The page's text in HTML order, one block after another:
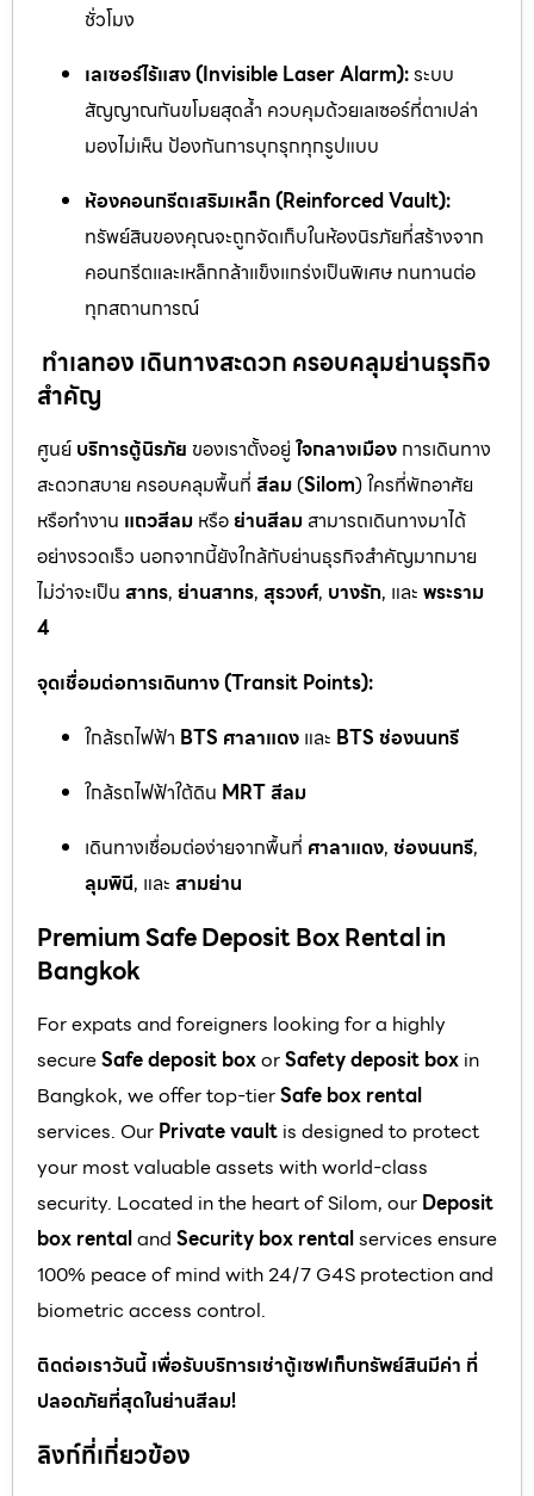
ชั่วโมง
เลเซอร์ไร้แสง (Invisible Laser Alarm):ระบบ
สัญญาณกันขโมยสุดล้ำ ควบคุมด้วยเลเซอร์ที่ตาเปล่า
มองไม่เห็น ป้องกันการบุกรุกทุกรูปแบบ
ห้องคอนกรีตเสริมเหล็ก (Reinforced Vault):
ทรัพย์สินของคุณจะถูกจัดเก็บในห้องนิรภัยที่สร้างจาก
คอนกรีตและเหล็กกล้าแข็งแกร่งเป็นพิเศษ ทนทานต่อ
ทุกสถานการณ์
ทำเลทอง เดินทางสะดวก ครอบคลุมย่านธุรกิจ
สำคัญ
ศูนย์ บริการตู้นิรภัย ของเราตั้งอยู่ ใจกลางเมือง การเดินทาง
สะดวกสบาย ครอบคลุมพื้นที่ สีลม(Silom) ใครที่พักอาศัย
หรือทำงาน แถวสีลม หรือย่านสีลม สามารถเดินทางมาได้
อย่างรวดเร็ว นอกจากนี้ยังใกล้กับย่านธุรกิจสำคัญมากมาย
ไม่ว่าจะเป็น สาทร, ย่านสาทร, สุรวงศ์, บางรัก, และ พระราม
4
จุดเชื่อมต่อการเดินทาง (Transit Points):
ใกล้รถไฟฟ้า BTS ศาลาแดง และ BTS ช่องนนทรี
ใกล้รถไฟฟ้าใต้ดิน MRT สีลม
เดินทางเชื่อมต่อง่ายจากพื้นที่ ศาลาแดง, ช่องนนทรี,
ลุมพินี, และ สามย่าน
Premium Safe Deposit Box Rental in
Bangkok
For expats and foreigners looking for a highly
secureSafe deposit boxorSafety deposit box in
Bangkok, we offer top-tierSafe box rental
services. Our Private vault is designed to protect
your most valuable assets with world-class
security. Located in the heart of Silom, our Deposit
box rentaland Security box rentalservices ensure
100% peace of mind with 24/7 G4S protection and
biometric access control.
ติดต่อเราวันนี้ เพื่อรับบริการเช่าตู้เซฟเก็บทรัพย์สินมีค่า ที่
ปลอดภัยที่สุดในย่านสีลม!
ลิงก์ที่เกี่ยวข้อง